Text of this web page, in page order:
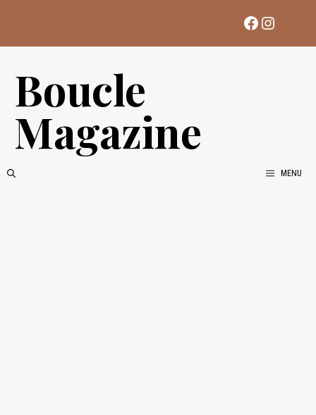
contenu
Facebook
Boucle
Magazine
MENU